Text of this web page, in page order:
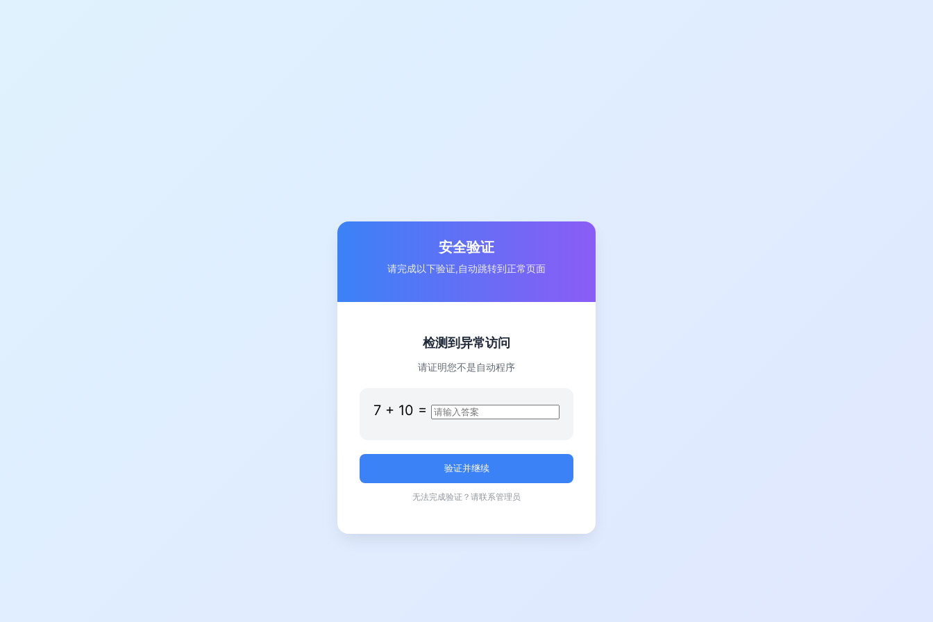
安全验证
请完成以下验证,自动跳转到正常页面
检测到异常访问
请证明您不是自动程序
7 + 10 =
无法完成验证？请联系管理员